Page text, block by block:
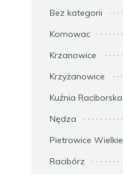
Bez kategorii
Kornowac
Krzanowice
Krzyżanowice
Kuźnia Raciborska
Nędza
Pietrowice Wielkie
Racibórz